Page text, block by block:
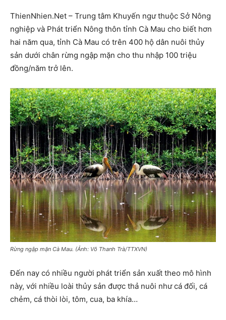
ThienNhien.Net – Trung tâm Khuyến ngư thuộc Sở Nông
nghiệp và Phát triển Nông thôn tỉnh Cà Mau cho biết hơn
hai năm qua, tỉnh Cà Mau có trên 400 hộ dân nuôi thủy
sản dưới chân rừng ngập mặn cho thu nhập 100 triệu
đồng/năm trở lên.
Rừng ngập mặn Cà Mau. (Ảnh: Võ Thanh Trà/TTXVN)
Đến nay có nhiều người phát triển sản xuất theo mô hình
này, với nhiều loài thủy sản được thả nuôi như cá đối, cá
chẻm, cá thòi lòi, tôm, cua, ba khía…